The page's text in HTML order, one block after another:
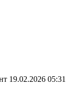
19.02.2026 05:31